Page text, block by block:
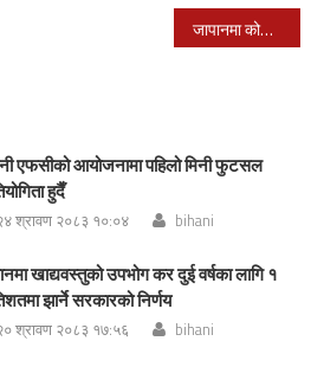
जापानमा कोरोनाबाट ४९ जनाको मृत्यु, १८१० जनामा संक्रमण ८४६ जना निको भएर घर फर्किए
एफसीको आयोजनामा पहिलो मिनी फुटसल
हुदैँ
श्रावण २०८३ १०:०४ bihani
खाद्यवस्तुको उपभोग कर दुई वर्षका लागि १
झार्ने सरकारको निर्णय
श्रावण २०८३ १७:५६ bihani